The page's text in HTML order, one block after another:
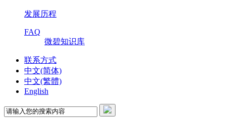
发展历程
FAQ
微碧知识库
联系方式
中文(简体)
中文(繁體)
English